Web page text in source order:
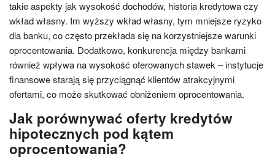
takie aspekty jak wysokość dochodów, historia kredytowa czy
wkład własny. Im wyższy wkład własny, tym mniejsze ryzyko
dla banku, co często przekłada się na korzystniejsze warunki
oprocentowania. Dodatkowo, konkurencja między bankami
również wpływa na wysokość oferowanych stawek – instytucje
finansowe starają się przyciągnąć klientów atrakcyjnymi
ofertami, co może skutkować obniżeniem oprocentowania.
Jak porównywać oferty kredytów
hipotecznych pod kątem
oprocentowania?